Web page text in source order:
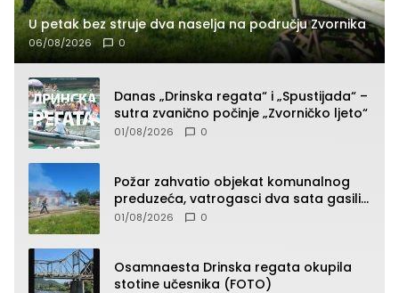
U petak bez struje dva naselja na području Zvornika
06/08/2026 0
Danas „Drinska regata“ i „Spustijada“ –
sutra zvanično počinje „Zvorničko ljeto“
01/08/2026 0
Požar zahvatio objekat komunalnog
preduzeća, vatrogasci dva sata gasili
vatru (FOTO)
01/08/2026 0
Osamnaesta Drinska regata okupila
stotine učesnika (FOTO)